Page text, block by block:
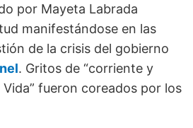
por Mayeta Labrada
manifestándose en las
de la crisis del gobierno
. Gritos de “corriente y
Vida” fueron coreados por los